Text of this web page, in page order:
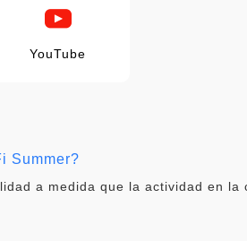
YouTube
Summer?
a medida que la actividad en la